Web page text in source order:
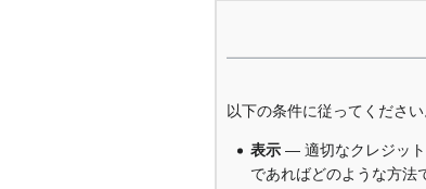
以下の条件に従ってください
表示 — 適切なクレジット
であればどのような方法